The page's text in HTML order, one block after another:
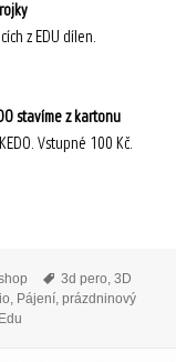
z EDU dílen.
stavíme z kartonu
Vstupné 100 Kč.
2026
Štítky:
3d pero ,3D
Pájení ,prázdninový